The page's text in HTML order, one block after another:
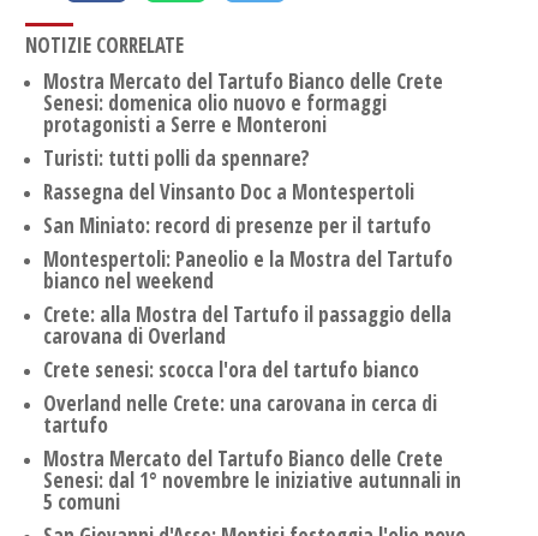
NOTIZIE CORRELATE
Mostra Mercato del Tartufo Bianco delle Crete
Senesi: domenica olio nuovo e formaggi
protagonisti a Serre e Monteroni
Turisti: tutti polli da spennare?
Rassegna del Vinsanto Doc a Montespertoli
San Miniato: record di presenze per il tartufo
Montespertoli: Paneolio e la Mostra del Tartufo
bianco nel weekend
Crete: alla Mostra del Tartufo il passaggio della
carovana di Overland
Crete senesi: scocca l'ora del tartufo bianco
Overland nelle Crete: una carovana in cerca di
tartufo
Mostra Mercato del Tartufo Bianco delle Crete
Senesi: dal 1° novembre le iniziative autunnali in
5 comuni